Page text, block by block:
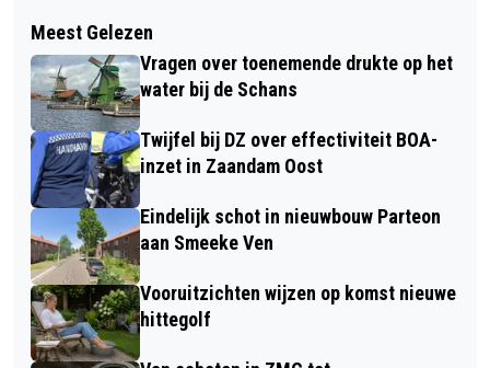
EXPOSITIE 'KUNST VERBINDT' KNOOPT
OUD EN NIEUW AAN ELKAAR IN
WORMER
OUDSTE ACTIEVE LID TON REUSER
(93) BIJ VERTREK ERELID
HARTENJAGERS
Meest Gelezen
Vragen over toenemende drukte op het
water bij de Schans
Twijfel bij DZ over effectiviteit BOA-
inzet in Zaandam Oost
Eindelijk schot in nieuwbouw Parteon
aan Smeeke Ven
Vooruitzichten wijzen op komst nieuwe
hittegolf